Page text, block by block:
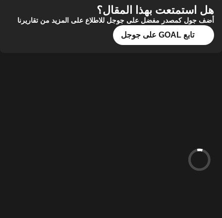
هل استمتعت بهذا المقال؟
أضف جول كمصدر مفضل على جوجل للاطلاع على المزيد من تقاريرنا
تابع GOAL على جوجل